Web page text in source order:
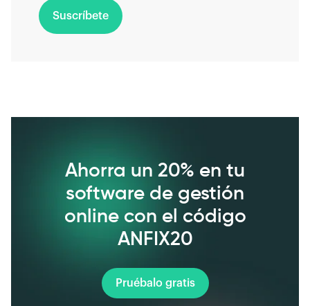
Suscríbete
Ahorra un 20% en tu
software de gestión
online con el código
ANFIX20
Pruébalo gratis